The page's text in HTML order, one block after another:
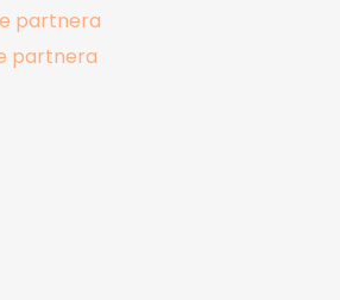
partnera
partnera